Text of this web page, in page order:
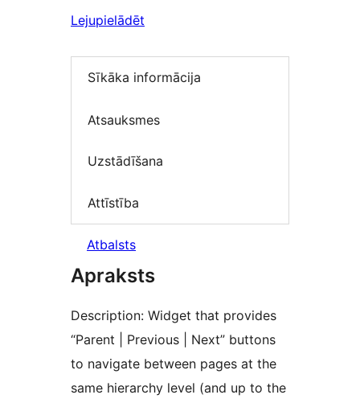
Lejupielādēt
Sīkāka informācija
Atsauksmes
Uzstādīšana
Attīstība
Atbalsts
Apraksts
Description: Widget that provides
“Parent | Previous | Next” buttons
to navigate between pages at the
same hierarchy level (and up to the